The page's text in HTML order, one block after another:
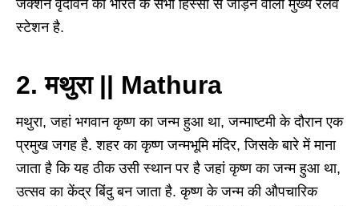
जंक्शन वृंदावन को भारत के सभी हिस्सों से जोड़ने वाला मुख्य रेलवे
स्टेशन है.
2. मथुरा || Mathura
मथुरा, जहां भगवान कृष्ण का जन्म हुआ था, जन्माष्टमी के दौरान एक
प्रमुख जगह है. शहर का कृष्ण जन्मभूमि मंदिर, जिसके बारे में माना
जाता है कि यह ठीक उसी स्थान पर है जहां कृष्ण का जन्म हुआ था,
उत्सव का केंद्र बिंदु बन जाता है. कृष्ण के जन्म की औपचारिक